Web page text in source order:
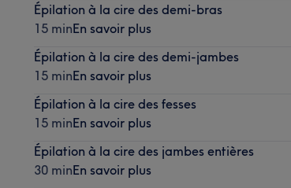
Épilation à la cire des demi-bras
15 minEn savoir plus
Épilation à la cire des demi-jambes
15 minEn savoir plus
Épilation à la cire des fesses
15 minEn savoir plus
Épilation à la cire des jambes entières
30 minEn savoir plus